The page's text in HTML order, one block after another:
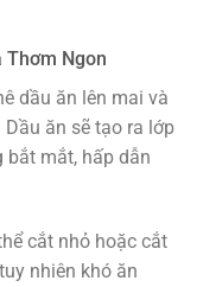
Thơm Ngon
dầu ăn lên mai và
Dầu ăn sẽ tạo ra lớp
bắt mắt, hấp dẫn
cắt nhỏ hoặc cắt
nhiên khó ăn